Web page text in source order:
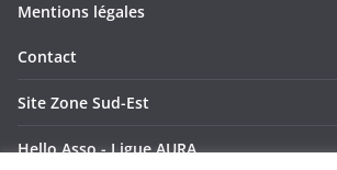
Mentions légales
Contact
Site Zone Sud-Est
Hello Asso - Ligue AURA